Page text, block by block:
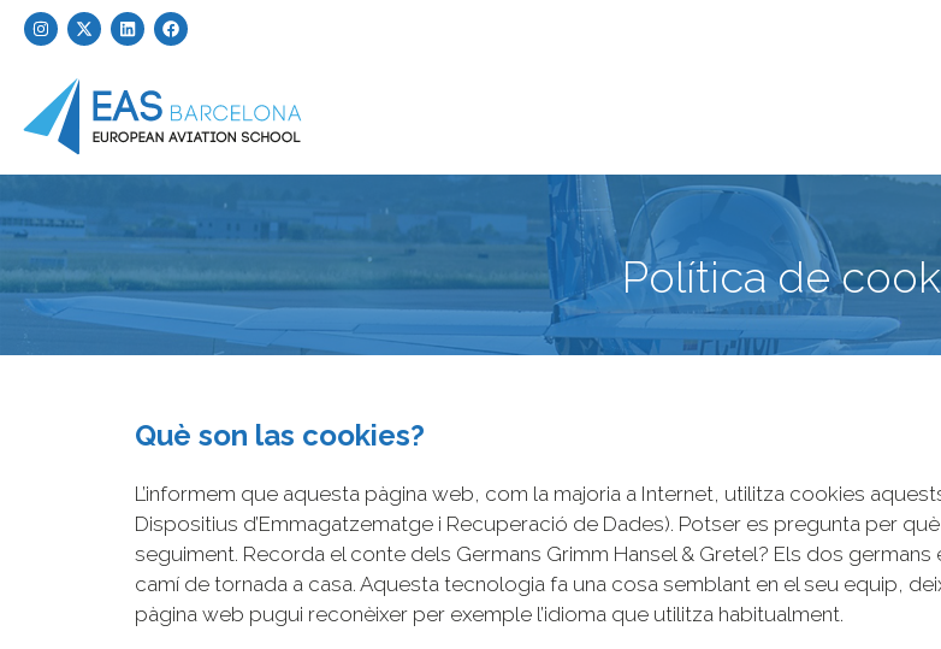
Política de
Què son las cookies?
L’informem que aquesta pàgina web, com la majoria a Internet, utilitza cookies
Dispositius d’Emmagatzematge i Recuperació de Dades). Potser es pregunta per
seguiment. Recorda el conte dels Germans Grimm Hansel & Gretel? Els dos
camí de tornada a casa. Aquesta tecnologia fa una cosa semblant en el seu equip,
pàgina web pugui reconèixer per exemple l’idioma que utilitza habitualment.